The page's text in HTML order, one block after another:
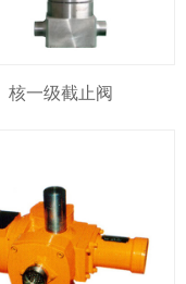
核一级截止阀